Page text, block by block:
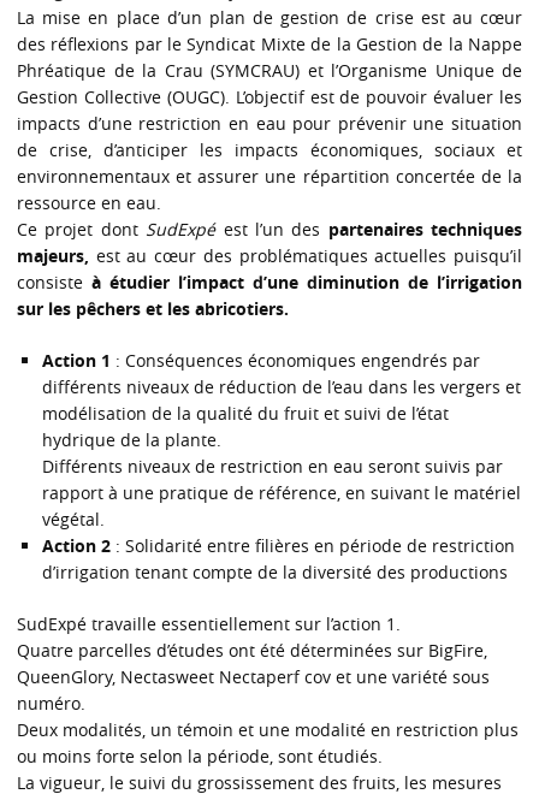
La mise en place d’un plan de gestion de crise est au cœur
des réflexions par le Syndicat Mixte de la Gestion de la Nappe
Phréatique de la Crau (SYMCRAU) et l’Organisme Unique de
Gestion Collective (OUGC). L’objectif est de pouvoir évaluer les
impacts d’une restriction en eau pour prévenir une situation
de crise, d’anticiper les impacts économiques, sociaux et
environnementaux et assurer une répartition concertée de la
ressource en eau.
Ce projet dont SudExpéest l’un des partenaires techniques
majeurs, est au cœur des problématiques actuelles puisqu’il
consiste à étudier l’impact d’une diminution de l’irrigation
sur les pêchers et les abricotiers.
Action 1 : Conséquences économiques engendrés par
différents niveaux de réduction de l’eau dans les vergers et
modélisation de la qualité du fruit et suivi de l’état
hydrique de la plante.
Différents niveaux de restriction en eau seront suivis par
rapport à une pratique de référence, en suivant le matériel
végétal.
Action 2 : Solidarité entre filières en période de restriction
d’irrigation tenant compte de la diversité des productions
SudExpé travaille essentiellement sur l’action 1.
Quatre parcelles d’études ont été déterminées sur BigFire,
QueenGlory, Nectasweet Nectaperf cov et une variété sous
numéro.
Deux modalités, un témoin et une modalité en restriction plus
ou moins forte selon la période, sont étudiés.
La vigueur, le suivi du grossissement des fruits, les mesures